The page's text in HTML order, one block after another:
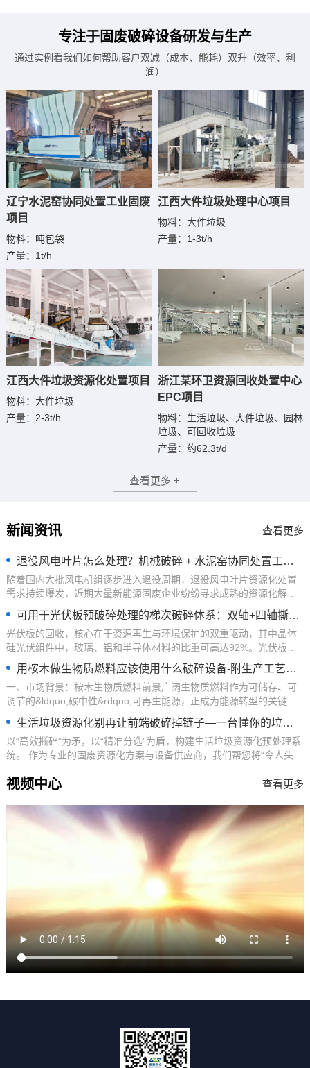
专注于固废破碎设备研发与生产
通过实例看我们如何帮助客户双减（成本、能耗）双升（效率、利
润）
辽宁水泥窑协同处置工业固废
项目
物料：吨包袋
产量：1t/h
江西大件垃圾处理中心项目
物料：大件垃圾
产量：1-3t/h
江西大件垃圾资源化处置项目
物料：大件垃圾
产量：2-3t/h
浙江某环卫资源回收处置中心
EPC项目
物料：生活垃圾、大件垃圾、园林
垃圾、可回收垃圾
产量：约62.3t/d
查看更多 +
新闻资讯 查看更多
退役风电叶片怎么处理？机械破碎 + 水泥窑协同处置工艺详解
随着国内大批风电机组逐步进入退役周期，退役风电叶片资源化处置
需求持续爆发，近期大量新能源固废企业纷纷寻求成熟的资源化解决
方案。 短期来看，机械破碎资源化 + 水泥窑协...
可用于光伏板预破碎处理的梯次破碎体系：双轴+四轴撕碎机
光伏板的回收，核心在于资源再生与环境保护的双重驱动，其中晶体
硅光伏组件中，玻璃、铝和半导体材料的比重可高达92%。光伏板含
有大量的玻璃和铝，还含有银、铜、锡等金属，其中...
用桉木做生物质燃料应该使用什么破碎设备-附生产工艺和设备配置
一、市场背景：桉木生物质燃料前景广阔生物质燃料作为可储存、可
调节的&ldquo;碳中性&rdquo;可再生能源，正成为能源转型的关键力
量。其中，桉木与桉树皮凭借其优异的燃烧特性...
生活垃圾资源化别再让前端破碎掉链子—一台懂你的垃圾撕碎机
以“高效撕碎”为矛，以“精准分选”为盾，构建生活垃圾资源化预处理系
统。 作为专业的固废资源化方案与设备供应商，我们帮您将“令人头疼
视频中心 查看更多